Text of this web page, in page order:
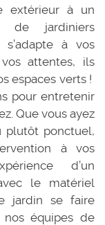
extérieur à un
jardiniers
s’adapte à vos
attentes, ils
espaces verts !
pour entretenir
Que vous ayez
plutôt ponctuel,
à vos
d’un
le matériel
jardin se faire
équipes de